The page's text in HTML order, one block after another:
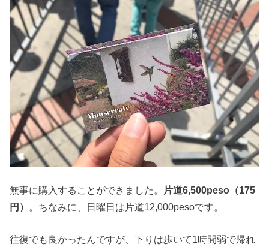
無事に購入することができました。
片道6,500peso（175
円） 。ちなみに、日曜日は片道12,000pesoです。
往復でも良かったんですが、下りは歩いて1時間弱で帰れ